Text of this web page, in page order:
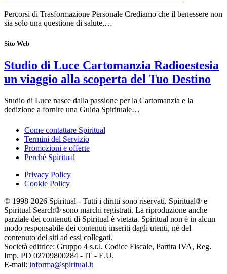
Percorsi di Trasformazione Personale Crediamo che il benessere non
sia solo una questione di salute,…
Sito Web
Studio di Luce Cartomanzia Radioestesia
un viaggio alla scoperta del Tuo Destino
Studio di Luce nasce dalla passione per la Cartomanzia e la
dedizione a fornire una Guida Spirituale…
Come contattare Spiritual
Termini del Servizio
Promozioni e offerte
Perchè Spiritual
Privacy Policy
Cookie Policy
© 1998-2026 Spiritual - Tutti i diritti sono riservati. Spiritual® e
Spiritual Search® sono marchi registrati. La riproduzione anche
parziale dei contenuti di Spiritual è vietata. Spiritual non è in alcun
modo responsabile dei contenuti inseriti dagli utenti, né del
contenuto dei siti ad essi collegati.
Società editrice: Gruppo 4 s.r.l. Codice Fiscale, Partita IVA, Reg.
Imp. PD 02709800284 - IT - E.U.
E-mail: informa@spiritual.it